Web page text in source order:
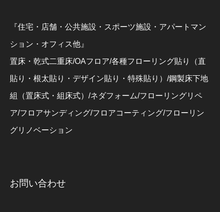
『住宅・店舗・公共施設・スポーツ施設・アパートマン
ション・オフィス他』
置床・乾式二重床/OAフロア/各種フローリング貼り（直
貼り・根太貼り・デザイン貼り・特殊貼り）/鋼製床下地
組（置床式・組床式）/ネダフォーム/フローリングリペ
ア/フロアサンディング/フロアコーティング/フローリン
グリノベーション
お問い合わせ